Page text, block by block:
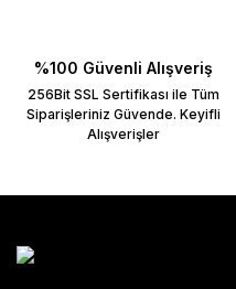
%100 Güvenli Alışveriş
256Bit SSL Sertifikası ile Tüm
Siparişleriniz Güvende. Keyifli
Alışverişler